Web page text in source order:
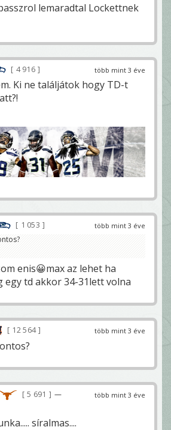
lemaradtal Lockettnek
több mint 3 éve
4 916
Ki ne találjátok hogy TD-t
több mint 3 éve
1 053
enis😀max az lehet ha
egy td akkor 34-31lett volna
több mint 3 éve
12 564
több mint 3 éve
5 691
—
síralmas....